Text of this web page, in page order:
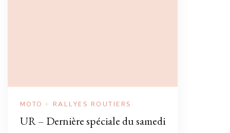
MOTO RALLYES ROUTIERS
UR – Dernière spéciale du samedi